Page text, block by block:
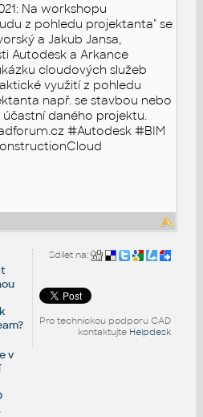
Na workshopu
z pohledu projektanta" se
a Jakub Jansa,
Autodesk a Arkance
cloudových služeb
využití z pohledu
např. se stavbou nebo
účastní daného projektu.
#Autodesk #BIM
Sdílet na:
Pro technickou podporu CAD
kontaktujte Helpdesk
v